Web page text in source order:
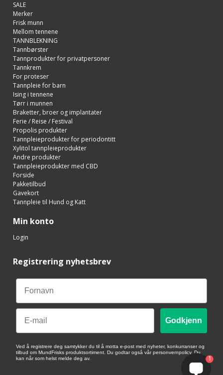
SALE
Merker
Frisk munn
Mellom tennene
TANNBLEKNING
Tannbørster
Tannprodukter for privatpersoner
Tannkrem
For proteser
Tannpleie for barn
Ising i tennene
Tørr i munnen
Braketter, broer og implantater
Ferie / Reise / Festival
Propolis produkter
Tannpleieprodukter for periodontitt
Xylitol tannpleieprodukter
Andre produkter
Tannpleieprodukter med CBD
Forside
Pakketilbud
Gavekort
Tannpleie til Hund og Katt
Min konto
Login
Registrering nyhetsbrev
Email
Godkjenn
Ved å registrere deg samtykker du til å motta e-post med nyheter, konkurranser og
tilbud om MundFrisks produktsortiment. Du godtar også vår personvernpolicy. Du
kan når som helst melde deg av.
1